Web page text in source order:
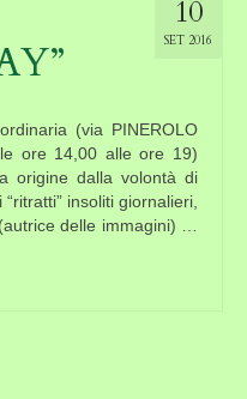
10
SET 2016
(via PINEROLO
ore 14,00 alle ore 19)
origine dalla volontà di
insoliti giornalieri,
delle immagini) …